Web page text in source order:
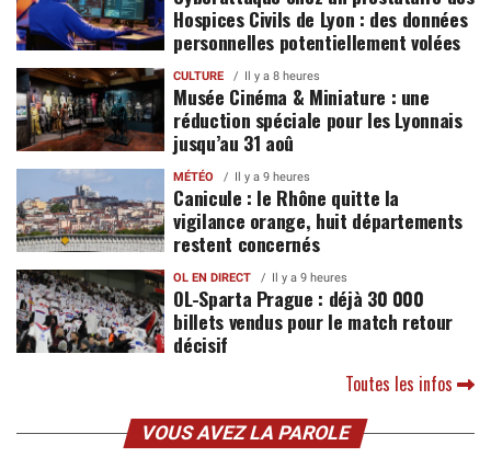
Hospices Civils de Lyon : des données
personnelles potentiellement volées
CULTURE Il y a 8 heures
Musée Cinéma & Miniature : une
réduction spéciale pour les Lyonnais
jusqu’au 31 aoû
MÉTÉO Il y a 9 heures
Canicule : le Rhône quitte la
vigilance orange, huit départements
restent concernés
OL EN DIRECT Il y a 9 heures
OL-Sparta Prague : déjà 30 000
billets vendus pour le match retour
décisif
Toutes les infos
VOUS AVEZ LA PAROLE